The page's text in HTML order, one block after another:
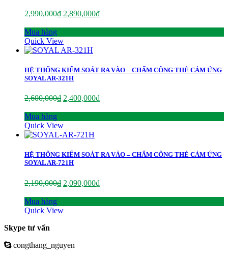
2,990,000₫ 2,890,000₫
Mua hàng
Quick View
HỆ THỐNG KIỂM SOÁT RA VÀO – CHẤM CÔNG THẺ CẢM ỨNG
SOYAL AR-321H
2,600,000₫ 2,400,000₫
Mua hàng
Quick View
HỆ THỐNG KIỂM SOÁT RA VÀO – CHẤM CÔNG THẺ CẢM ỨNG
SOYAL AR-721H
2,190,000₫ 2,090,000₫
Mua hàng
Quick View
Skype tư vấn
congthang_nguyen